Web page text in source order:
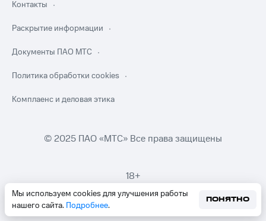
Мы используем cookies для улучшения работы
нашего сайта. Подробнее.
ПОНЯТНО
Контакты
Раскрытие информации
Документы ПАО МТС
Политика обработки cookies
Комплаенс и деловая этика
© 2025 ПАО «МТС» Все права защищены
18+